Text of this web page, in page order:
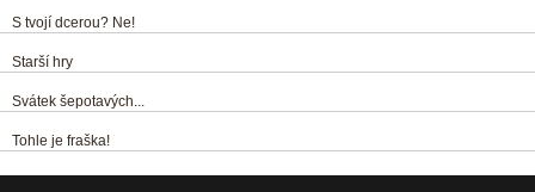
S tvojí dcerou? Ne!
Starší hry
Svátek šepotavých...
Tohle je fraška!